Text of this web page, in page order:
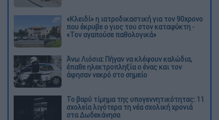
«Κλειδί» η ιατροδικαστική για τον 90χρονο
που έκρυβε ο γιος του στον καταψύκτη -
«Τον αγαπούσε παθολογικά»
Άνω Λιόσια: Πήγαν να κλέψουν καλώδια,
έπαθε ηλεκτροπληξία ο ένας και τον
άφησαν νεκρό στο σημείο
Το βαρύ τίμημα της υπογεννητικότητας: 11
σχολεία λιγότερα τη νέα σχολική χρονιά
στα Δωδεκάνησα